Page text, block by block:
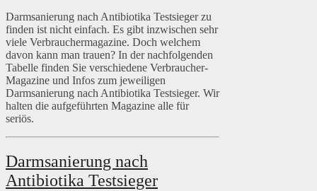
Darmsanierung nach Antibiotika Testsieger zu
finden ist nicht einfach. Es gibt inzwischen sehr
viele Verbrauchermagazine. Doch welchem
davon kann man trauen? In der nachfolgenden
Tabelle finden Sie verschiedene Verbraucher-
Magazine und Infos zum jeweiligen
Darmsanierung nach Antibiotika Testsieger. Wir
halten die aufgeführten Magazine alle für
seriös.
Darmsanierung nach
Antibiotika Testsieger